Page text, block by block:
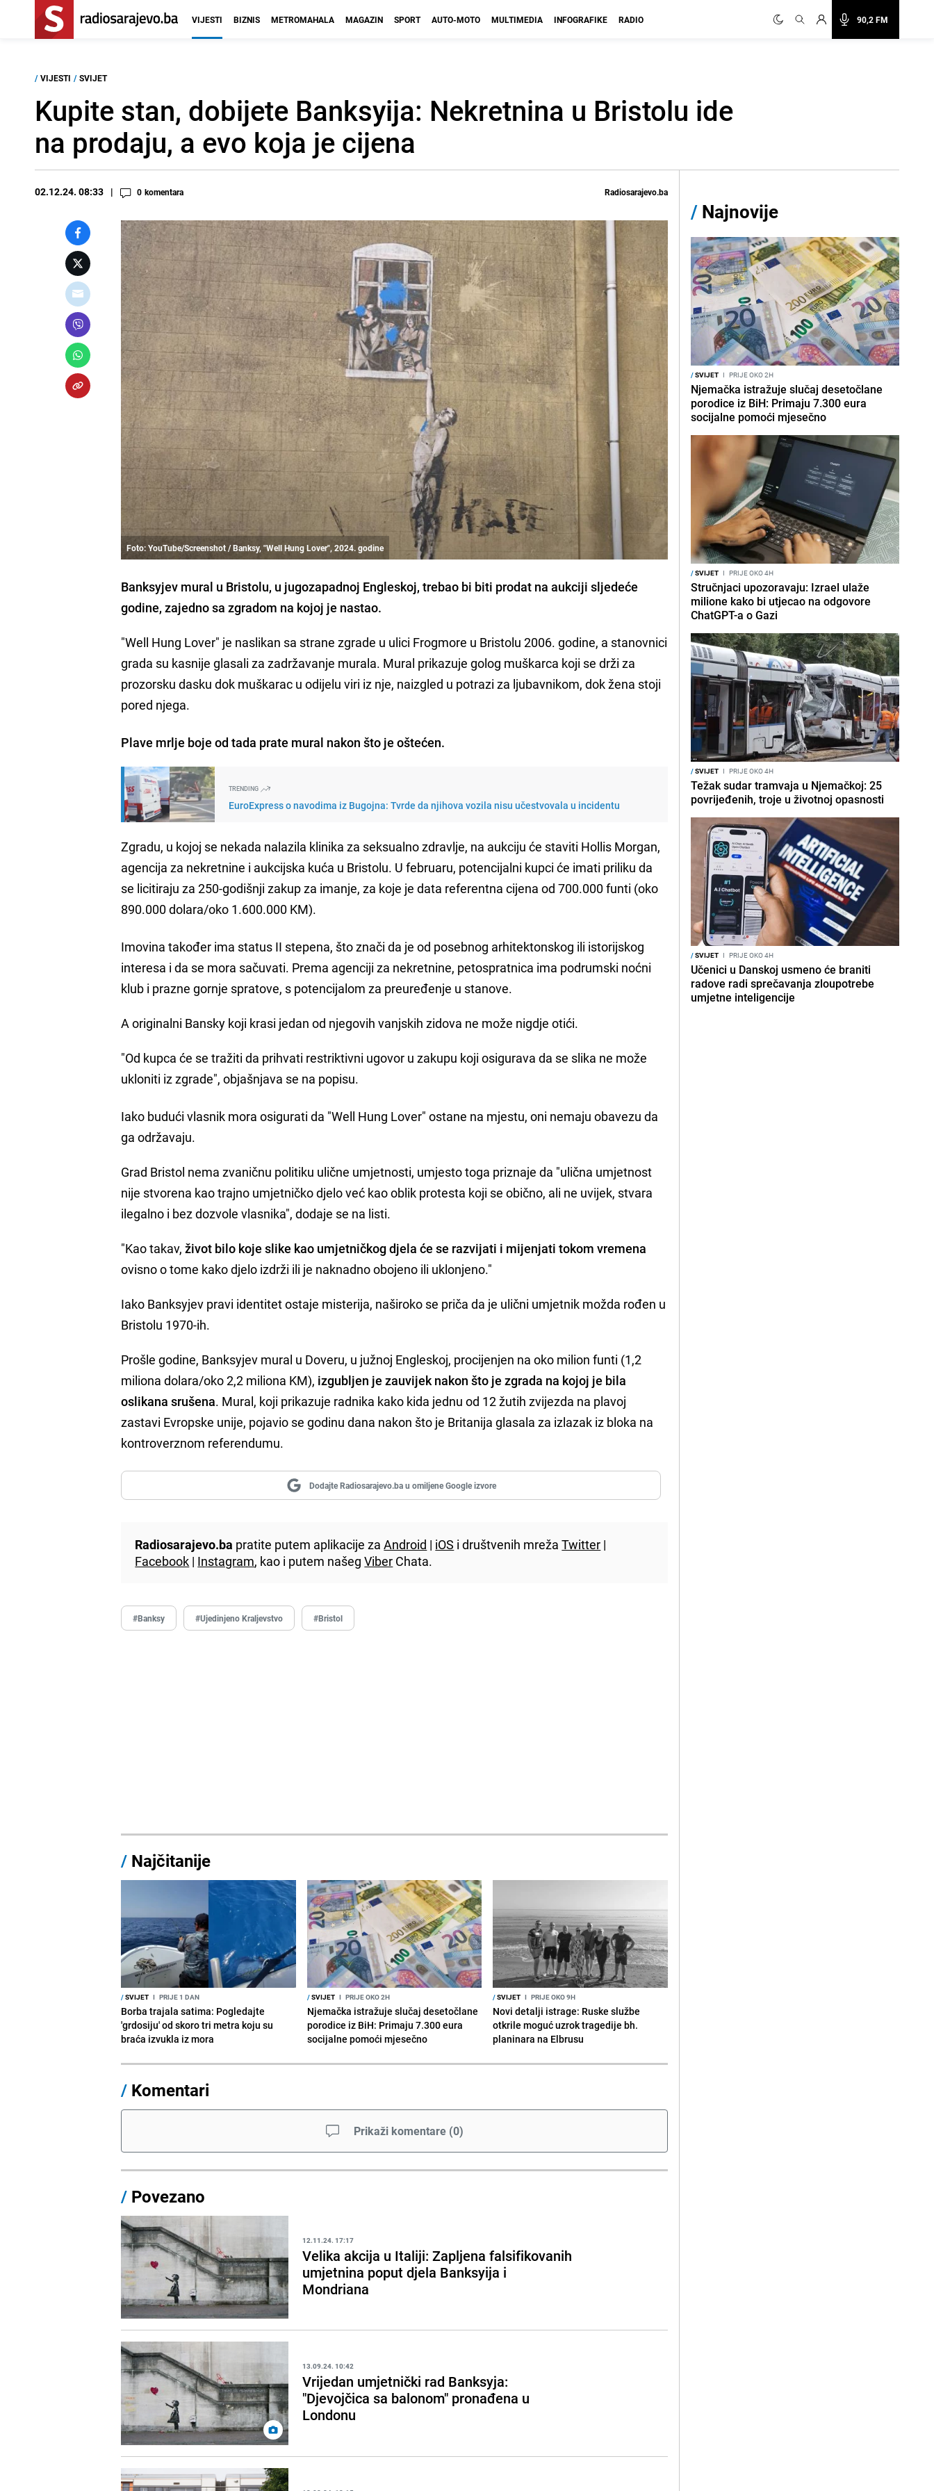
90,2 FM
VIJESTI BIZNIS METROMAHALA MAGAZIN SPORT AUTO-MOTO MULTIMEDIA INFOGRAFIKE RADIO
/ VIJESTI / SVIJET
Kupite stan, dobijete Banksyija: Nekretnina u Bristolu ide
na prodaju, a evo koja je cijena
02.12.24. 08:33 0 komentara Radiosarajevo.ba
Foto: YouTube/Screenshot / Banksy, "Well Hung Lover", 2024. godine
Banksyjev mural u Bristolu, u jugozapadnoj Engleskoj, trebao bi biti prodat na aukciji sljedeće
godine, zajedno sa zgradom na kojoj je nastao.
"Well Hung Lover" je naslikan sa strane zgrade u ulici Frogmore u Bristolu 2006. godine, a stanovnici
grada su kasnije glasali za zadržavanje murala. Mural prikazuje golog muškarca koji se drži za
prozorsku dasku dok muškarac u odijelu viri iz nje, naizgled u potrazi za ljubavnikom, dok žena stoji
pored njega.
Plave mrlje boje od tada prate mural nakon što je oštećen.
TRENDING
EuroExpress o navodima iz Bugojna: Tvrde da njihova vozila nisu učestvovala u incidentu
Zgradu, u kojoj se nekada nalazila klinika za seksualno zdravlje, na aukciju će staviti Hollis Morgan,
agencija za nekretnine i aukcijska kuća u Bristolu. U februaru, potencijalni kupci će imati priliku da
se licitiraju za 250-godišnji zakup za imanje, za koje je data referentna cijena od 700.000 funti (oko
890.000 dolara/oko 1.600.000 KM).
Imovina također ima status II stepena, što znači da je od posebnog arhitektonskog ili istorijskog
interesa i da se mora sačuvati. Prema agenciji za nekretnine, petospratnica ima podrumski noćni
klub i prazne gornje spratove, s potencijalom za preuređenje u stanove.
A originalni Bansky koji krasi jedan od njegovih vanjskih zidova ne može nigdje otići.
"Od kupca će se tražiti da prihvati restriktivni ugovor u zakupu koji osigurava da se slika ne može
ukloniti iz zgrade", objašnjava se na popisu.
Iako budući vlasnik mora osigurati da "Well Hung Lover" ostane na mjestu, oni nemaju obavezu da
ga održavaju.
Grad Bristol nema zvaničnu politiku ulične umjetnosti, umjesto toga priznaje da "ulična umjetnost
nije stvorena kao trajno umjetničko djelo već kao oblik protesta koji se obično, ali ne uvijek, stvara
ilegalno i bez dozvole vlasnika", dodaje se na listi.
"Kao takav, život bilo koje slike kao umjetničkog djela će se razvijati i mijenjati tokom vremena
ovisno o tome kako djelo izdrži ili je naknadno obojeno ili uklonjeno."
Iako Banksyjev pravi identitet ostaje misterija, naširoko se priča da je ulični umjetnik možda rođen u
Bristolu 1970-ih.
Prošle godine, Banksyjev mural u Doveru, u južnoj Engleskoj, procijenjen na oko milion funti (1,2
miliona dolara/oko 2,2 miliona KM), izgubljen je zauvijek nakon što je zgrada na kojoj je bila
oslikana srušena. Mural, koji prikazuje radnika kako kida jednu od 12 žutih zvijezda na plavoj
zastavi Evropske unije, pojavio se godinu dana nakon što je Britanija glasala za izlazak iz bloka na
kontroverznom referendumu.
Dodajte Radiosarajevo.ba u omiljene Google izvore
Radiosarajevo.ba pratite putem aplikacije zaAndroid | iOS i društvenih mrežaTwitter |
Facebook | Instagram, kao i putem našegViber Chata.
#Banksy #Ujedinjeno Kraljevstvo #Bristol
/ Najčitanije
/SVIJET I PRIJE 1 DAN
Borba trajala satima: Pogledajte
'grdosiju' od skoro tri metra koju su
braća izvukla iz mora
/SVIJET I PRIJE OKO 2H
Njemačka istražuje slučaj desetočlane
porodice iz BiH: Primaju 7.300 eura
socijalne pomoći mjesečno
/SVIJET I PRIJE OKO 9H
Novi detalji istrage: Ruske službe
otkrile moguć uzrok tragedije bh.
planinara na Elbrusu
/ Komentari
Prikaži komentare (0)
/ Povezano
12.11.24. 17:17
Velika akcija u Italiji: Zapljena falsifikovanih
umjetnina poput djela Banksyija i
Mondriana
13.09.24. 10:42
Vrijedan umjetnički rad Banksyja:
"Djevojčica sa balonom" pronađena u
Londonu
/ Najnovije
/SVIJET I PRIJE OKO 2H
Njemačka istražuje slučaj desetočlane
porodice iz BiH: Primaju 7.300 eura
socijalne pomoći mjesečno
/SVIJET I PRIJE OKO 4H
Stručnjaci upozoravaju: Izrael ulaže
milione kako bi utjecao na odgovore
ChatGPT-a o Gazi
/SVIJET I PRIJE OKO 4H
Težak sudar tramvaja u Njemačkoj: 25
povrijeđenih, troje u životnoj opasnosti
/SVIJET I PRIJE OKO 4H
Učenici u Danskoj usmeno će braniti
radove radi sprečavanja zloupotrebe
umjetne inteligencije